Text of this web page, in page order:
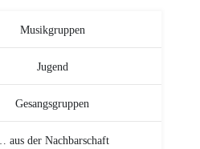
Musikgruppen
Jugend
Gesangsgruppen
… aus der Nachbarschaft